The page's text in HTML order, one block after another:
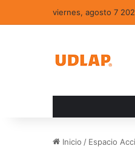
viernes, agosto 7
Inicio / Espacio